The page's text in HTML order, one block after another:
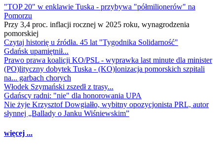
"TOP 20" w enklawie Tuska - przybywa "półmilionerów" na
Pomorzu
Przy 3,4 proc. inflacji rocznej w 2025 roku, wynagrodzenia
pomorskiej
Czytaj historię u źródła. 45 lat "Tygodnika Solidarność"
Gdańsk upamiętnił...
Prawo prawa koalicji KO/PSL - wyprawka last minute dla minister
(PO)lityczny dobytek Tuska - (KO)lonizacja pomorskich szpitali
na... garbach chorych
Włodek Szymański zszedł z trasy...
Gdańscy radni: "nie" dla honorowania UPA
Nie żyje Krzysztof Dowgiałło, wybitny opozycjonista PRL, autor
słynnej „Ballady o Janku Wiśniewskim”
więcej ...